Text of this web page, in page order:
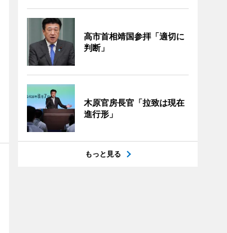
高市首相靖国参拝「適切に
判断」
木原官房長官「拉致は現在
進行形」
もっと見る